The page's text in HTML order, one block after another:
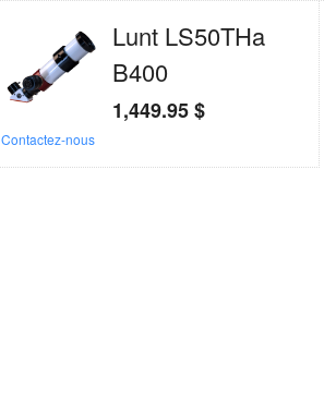
Lunt LS50THa
B400
1,449.95$
Contactez-nous